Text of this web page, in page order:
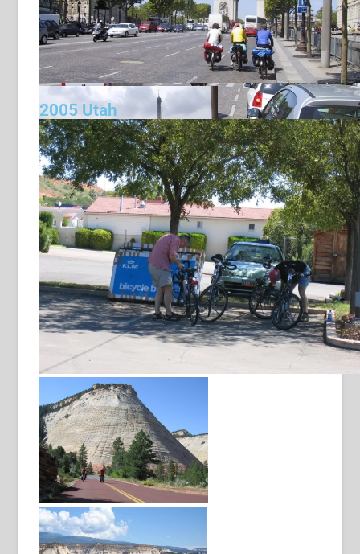
2005 Utah
fietsen uitpakken in St George
Zion National Park